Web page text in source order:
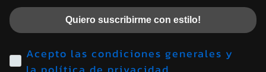
Quiero suscribirme con estilo!
Acepto las condiciones generales y